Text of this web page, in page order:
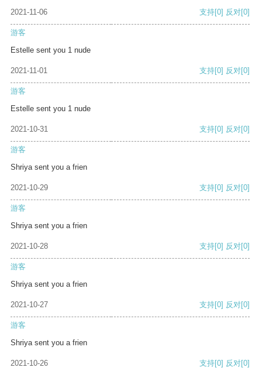
2021-11-06 支持[0] 反对[0]
游客
Estelle sent you 1 nude
2021-11-01 支持[0] 反对[0]
游客
Estelle sent you 1 nude
2021-10-31 支持[0] 反对[0]
游客
Shriya sent you a frien
2021-10-29 支持[0] 反对[0]
游客
Shriya sent you a frien
2021-10-28 支持[0] 反对[0]
游客
Shriya sent you a frien
2021-10-27 支持[0] 反对[0]
游客
Shriya sent you a frien
2021-10-26 支持[0] 反对[0]